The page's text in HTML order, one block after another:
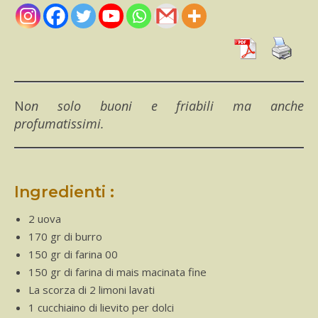
Non solo buoni e friabili ma anche
profumatissimi.
Ingredienti :
2 uova
170 gr di burro
150 gr di farina 00
150 gr di farina di mais macinata fine
La scorza di 2 limoni lavati
1 cucchiaino di lievito per dolci